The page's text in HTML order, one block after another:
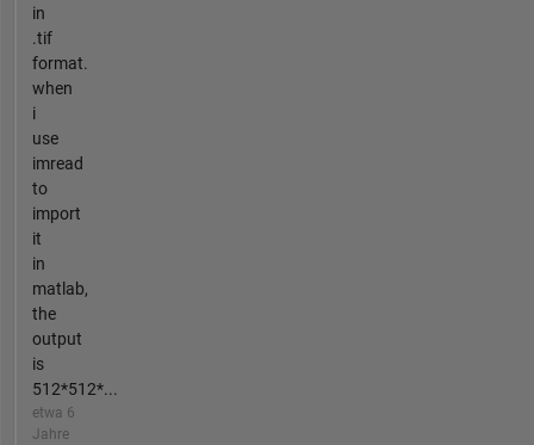
in
.tif
format.
when
i
use
imread
to
import
it
in
matlab,
the
output
is
512*512*...
etwa 6
Jahre